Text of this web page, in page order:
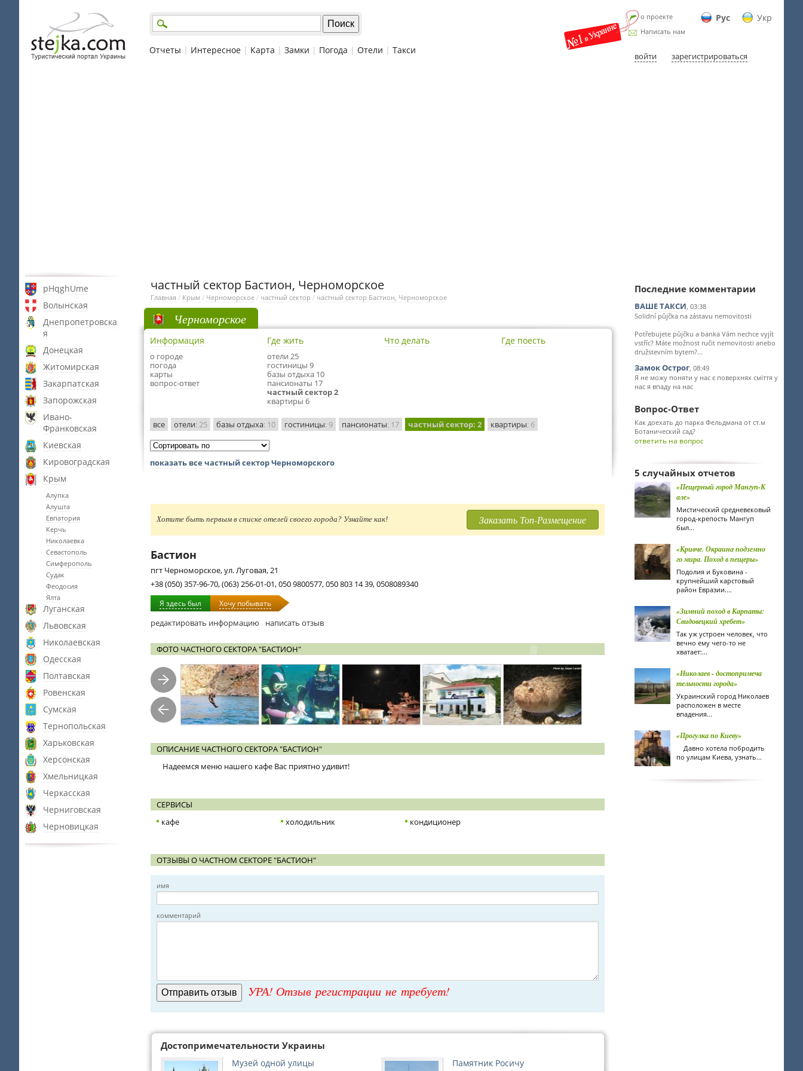
Рус Укр
о проекте
Написать нам
войти зарегистрироваться
Отчеты | Интересное | Карта | Замки | Погода | Отели | Такси
pHqghUme
Волынская
Днепропетровска
я
Донецкая
Житомирская
Закарпатская
Запорожская
Ивано-
Франковская
Киевская
Кировоградская
Крым
Алупка
Алушта
Евпатория
Керчь
Николаевка
Севастополь
Симферополь
Судак
Феодосия
Ялта
Луганская
Львовская
Николаевская
Одесская
Полтавская
Ровенская
Сумская
Тернопольская
Харьковская
Херсонская
Хмельницкая
Черкасская
Черниговская
Черновицкая
частный сектор Бастион, Черноморское
Главная / Крым / Черноморское / частный сектор / частный сектор Бастион, Черноморское
Черноморское
Информация
о городе
погода
карты
вопрос-ответ
Где жить
отели 25
гостиницы 9
базы отдыха 10
пансионаты 17
частный сектор 2
квартиры 6
Что делать Где поесть
все отели: 25 базы отдыха: 10 гостиницы: 9 пансионаты: 17 частный сектор: 2 квартиры: 6
показать все частный сектор Черноморского
Хотите быть первым в списке отелей своего города? Узнайте как! Заказать Топ-Размещение
Бастион
пгт Черноморское, ул. Луговая, 21
+38 (050) 357-96-70, (063) 256-01-01, 050 9800577, 050 803 14 39, 0508089340
Я здесь был Хочу побывать
редактировать информацию написать отзыв
ФОТО ЧАСТНОГО СЕКТОРА "БАСТИОН"
ОПИСАНИЕ ЧАСТНОГО СЕКТОРА "БАСТИОН"
Надеемся меню нашего кафе Вас приятно удивит!
СЕРВИСЫ
кафе
холодильник кондиционер
ОТЗЫВЫ О ЧАСТНОМ СЕКТОРЕ "БАСТИОН"
имя
комментарий
УРА! Отзыв регистрации не требует!
Достопримечательности Украины
Музей одной улицы Памятник Росичу
Последние комментарии
ВАШЕ ТАКСИ, 03:38
Solidní půjčka na zástavu nemovitosti
Potřebujete půjčku a banka Vám nechce vyjít
vstříc? Máte možnost ručit nemovitosti anebo
družstevním bytem?...
Замок Острог, 08:49
Я не можу поняти у нас є поверхнях сміття у
нас я впаду на нас
Вопрос-Ответ
Как доехать до парка Фельдмана от ст.м
Ботанический сад?
ответить на вопрос
5 случайных отчетов
«Пещерный город Мангуп-К
але»
Мистический средневековый
город-крепость Мангуп
был...
«Кривче. Окраина подземно
го мира. Поход в пещеры»
Подолия и Буковина -
крупнейший карстовый
район Евразии....
«Зимний поход в Карпаты:
Свидовецкий хребет»
Так уж устроен человек, что
вечно ему чего-то не
хватает:...
«Николаев - достопримеча
тельности города»
Украинский город Николаев
расположен в месте
впадения...
«Прогулка по Киеву»
Давно хотела побродить
по улицам Киева, узнать...